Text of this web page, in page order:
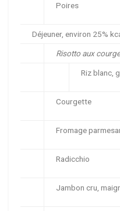
Poires
Déjeuner, environ 25%
Risotto aux
Riz blanc,
Courgette
Fromage
Radicchio
Jambon cru,